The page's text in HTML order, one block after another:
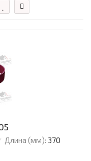
Длина (мм): 370